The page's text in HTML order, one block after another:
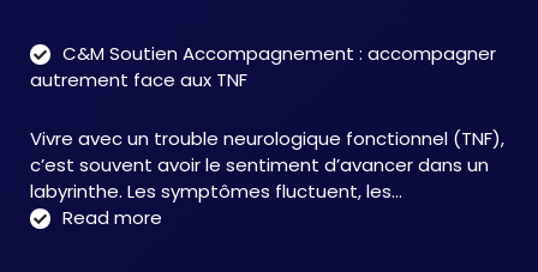
C&M Soutien Accompagnement : accompagner
autrement face aux TNF
Vivre avec un trouble neurologique fonctionnel (TNF),
c’est souvent avoir le sentiment d’avancer dans un
labyrinthe. Les symptômes fluctuent, les…
Read more